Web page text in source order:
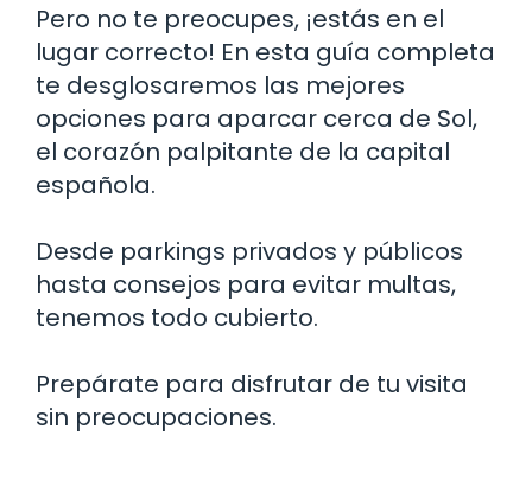
Pero no te preocupes, ¡estás en el
lugar correcto! En esta guía completa
te desglosaremos las mejores
opciones para aparcar cerca de Sol,
el corazón palpitante de la capital
española.
Desde parkings privados y públicos
hasta consejos para evitar multas,
tenemos todo cubierto.
Prepárate para disfrutar de tu visita
sin preocupaciones.